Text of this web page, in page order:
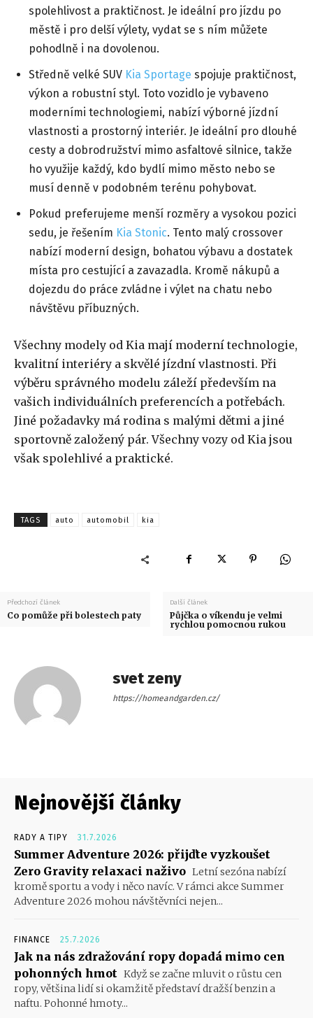
spolehlivost a praktičnost. Je ideální pro jízdu po
městě i pro delší výlety, vydat se s ním můžete
pohodlně i na dovolenou.
Středně velké SUV Kia Sportage spojuje praktičnost,
výkon a robustní styl. Toto vozidlo je vybaveno
moderními technologiemi, nabízí výborné jízdní
vlastnosti a prostorný interiér. Je ideální pro dlouhé
cesty a dobrodružství mimo asfaltové silnice, takže
ho využije každý, kdo bydlí mimo město nebo se
musí denně v podobném terénu pohybovat.
Pokud preferujeme menší rozměry a vysokou pozici
sedu, je řešením Kia Stonic. Tento malý crossover
nabízí moderní design, bohatou výbavu a dostatek
místa pro cestující a zavazadla. Kromě nákupů a
dojezdu do práce zvládne i výlet na chatu nebo
návštěvu příbuzných.
Všechny modely od Kia mají moderní technologie,
kvalitní interiéry a skvělé jízdní vlastnosti. Při
výběru správného modelu záleží především na
vašich individuálních preferencích a potřebách.
Jiné požadavky má rodina s malými dětmi a jiné
sportovně založený pár. Všechny vozy od Kia jsou
však spolehlivé a praktické.
TAGS auto automobil kia
Předchozí článek
Co pomůže při bolestech paty
Další článek
Půjčka o víkendu je velmi
rychlou pomocnou rukou
svet zeny
https://homeandgarden.cz/
Nejnovější články
RADY A TIPY 31.7.2026
Summer Adventure 2026: přijďte vyzkoušet
Zero Gravity relaxaci naživo Letní sezóna nabízí
kromě sportu a vody i něco navíc. V rámci akce Summer
Adventure 2026 mohou návštěvníci nejen...
FINANCE 25.7.2026
Jak na nás zdražování ropy dopadá mimo cen
pohonných hmot Když se začne mluvit o růstu cen
ropy, většina lidí si okamžitě představí dražší benzin a
naftu. Pohonné hmoty...